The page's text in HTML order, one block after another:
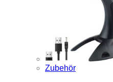
Zubehör